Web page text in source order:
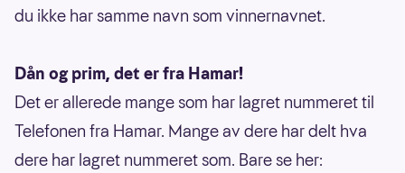
du ikke har samme navn som vinnernavnet.
Dån og prim, det er fra Hamar!
Det er allerede mange som har lagret nummeret til
Telefonen fra Hamar. Mange av dere har delt hva
dere har lagret nummeret som. Bare se her: